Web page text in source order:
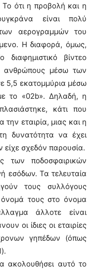
ότι η προβολή και η
είναι πολύ
αερογραμμών του
Η διαφορά, όμως,
βίντεο
ανθρώπους μέσω των
5,5 εκατομμύρια μέσω
το «02b». Δηλαδή, η
κάτι που
την εταιρία, μιας και η
δυνατότητα να έχει
σχεδόν παρουσία.
των ποδοσφαιρικών
εσόδων. Τα τελευταία
τους συλλόγους
τους στο όνομα
άλλοτε είναι
οι ίδιες οι εταιρίες
γηπέδων (όπως
ακολουθήσει αυτό το